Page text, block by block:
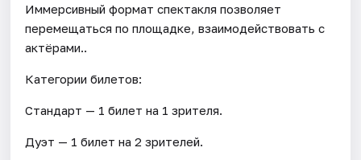
Иммерсивный формат спектакля позволяет
перемещаться по площадке, взаимодействовать с
актёрами..
Категории билетов:
Стандарт — 1 билет на 1 зрителя.
Дуэт — 1 билет на 2 зрителей.